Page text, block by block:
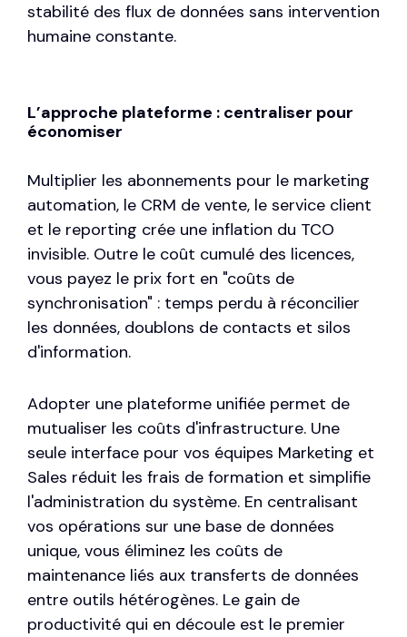
stabilité des flux de données sans intervention
humaine constante.
L’approche plateforme : centraliser pour
économiser
Multiplier les abonnements pour le marketing
automation, le CRM de vente, le service client
et le reporting crée une inflation du TCO
invisible. Outre le coût cumulé des licences,
vous payez le prix fort en "coûts de
synchronisation" : temps perdu à réconcilier
les données, doublons de contacts et silos
d'information.
Adopter une plateforme unifiée permet de
mutualiser les coûts d'infrastructure. Une
seule interface pour vos équipes Marketing et
Sales réduit les frais de formation et simplifie
l'administration du système. En centralisant
vos opérations sur une base de données
unique, vous éliminez les coûts de
maintenance liés aux transferts de données
entre outils hétérogènes. Le gain de
productivité qui en découle est le premier